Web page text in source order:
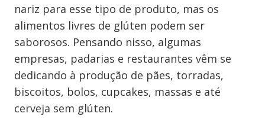
nariz para esse tipo de produto, mas os
alimentos livres de glúten podem ser
saborosos. Pensando nisso, algumas
empresas, padarias e restaurantes vêm se
dedicando à produção de pães, torradas,
biscoitos, bolos, cupcakes, massas e até
cerveja sem glúten.